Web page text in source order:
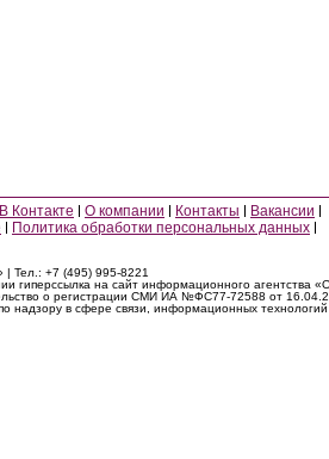
В Контакте О компании Контакты
Вакансии
Политика обработки персональных данных
| Тел.: +7 (495) 995-8221
гиперссылка на сайт информационного агентства
о регистрации СМИ ИА №ФС77-72588 от
надзору в сфере связи, информационных